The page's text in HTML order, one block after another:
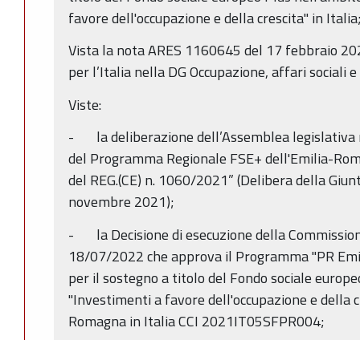
favore dell'occupazione e della crescita" in
Vista la nota ARES 1160645 del 17 febbraio
per l’Italia nella DG Occupazione, affari sociali
Viste:
- la deliberazione dell’Assemblea legislativa
del Programma Regionale FSE+ dell'Emilia-
del REG.(CE) n. 1060/2021” (Delibera della
novembre 2021);
- la Decisione di esecuzione della
18/07/2022 che approva il Programma "PR
per il sostegno a titolo del Fondo sociale
"Investimenti a favore dell'occupazione e della
Romagna in Italia CCI 2021IT05SFPR004;